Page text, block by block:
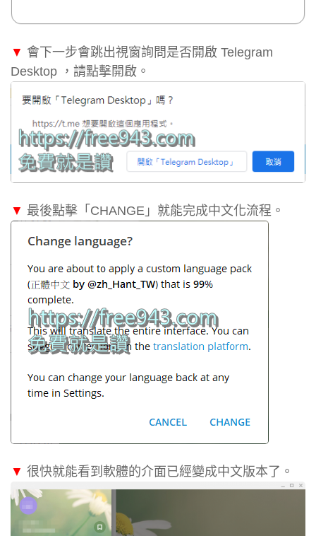
▼ 會下一步會跳出視窗詢問是否開啟 Telegram
Desktop ，請點擊開啟。
▼ 最後點擊「CHANGE」就能完成中文化流程。
▼ 很快就能看到軟體的介面已經變成中文版本了。